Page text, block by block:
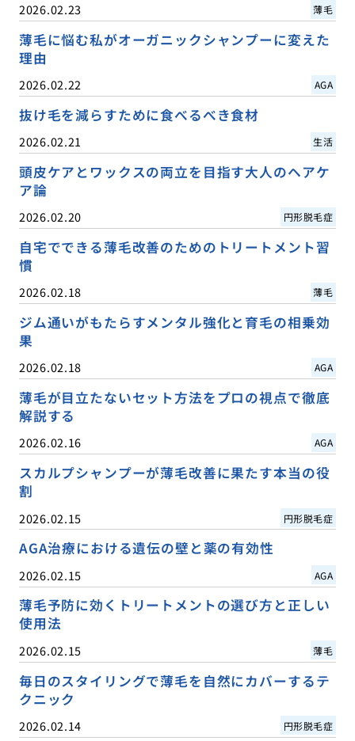
2026.02.23 薄毛
薄毛に悩む私がオーガニックシャンプーに変えた
理由
2026.02.22 AGA
抜け毛を減らすために食べるべき食材
2026.02.21 生活
頭皮ケアとワックスの両立を目指す大人のヘアケ
ア論
2026.02.20 円形脱毛症
自宅でできる薄毛改善のためのトリートメント習
慣
2026.02.18 薄毛
ジム通いがもたらすメンタル強化と育毛の相乗効
果
2026.02.18 AGA
薄毛が目立たないセット方法をプロの視点で徹底
解説する
2026.02.16 AGA
スカルプシャンプーが薄毛改善に果たす本当の役
割
2026.02.15 円形脱毛症
AGA治療における遺伝の壁と薬の有効性
2026.02.15 AGA
薄毛予防に効くトリートメントの選び方と正しい
使用法
2026.02.15 薄毛
毎日のスタイリングで薄毛を自然にカバーするテ
クニック
2026.02.14 円形脱毛症